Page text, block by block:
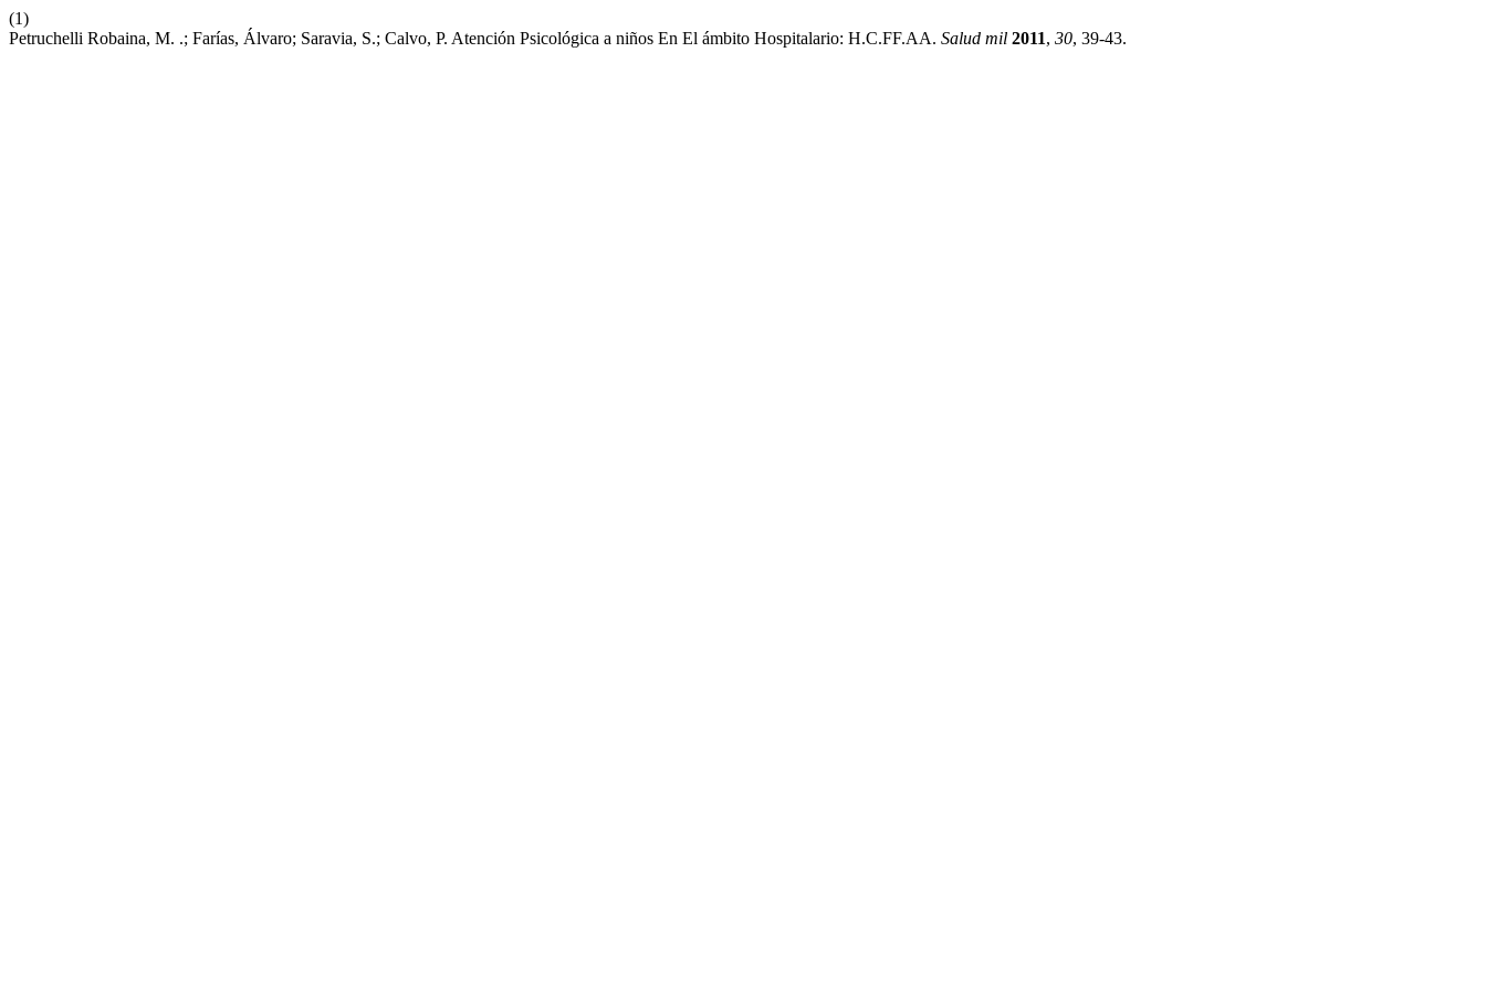
(1)
Petruchelli Robaina, M. .; Farías, Álvaro; Saravia, S.; Calvo, P. Atención Psicológica a niños En El ámbito Hospitalario: H.C.FF.AA. Salud mil 2011, 30, 39-43.